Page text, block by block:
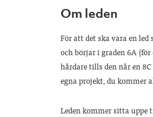
Om leden
För att det ska vara en
och börjar i graden 6A
hårdare tills den når en
egna projekt, du
Leden kommer sitta